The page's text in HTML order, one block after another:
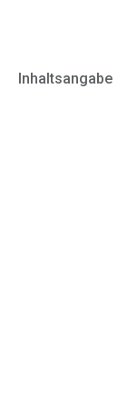
Inhaltsangabe